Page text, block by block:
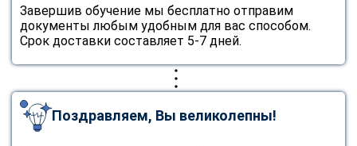
Завершив обучение мы бесплатно отправим
документы любым удобным для вас способом.
Срок доставки составляет 5-7 дней.
Поздравляем, Вы великолепны!